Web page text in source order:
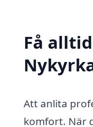
Få
Att anlita
komfort. När